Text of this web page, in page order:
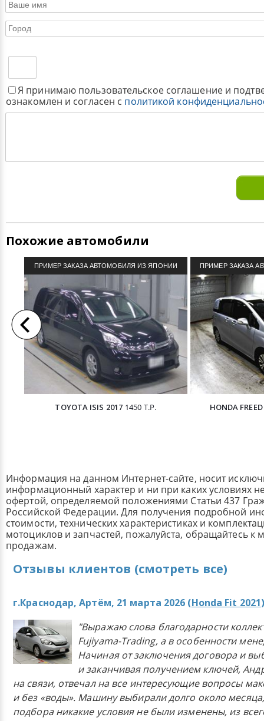
Я принимаю пользовательское соглашение и
ознакомлен и согласен с политикой
Похожие автомобили
ПРИМЕР ЗАКАЗА АВТОМОБИЛЯ ИЗ ЯПОНИИ
TOYOTA ISIS 2017 1450 Т.Р.
ПРИМЕР ЗАКАЗА
HONDA
Информация на данном Интернет-сайте, носит
информационный характер и ни при каких условиях
офертой, определяемой положениями Статьи 437
Российской Федерации. Для получения подробной
стоимости, технических характеристиках и
мотоциклов и запчастей, пожалуйста, обращайтесь к
продажам.
Отзывы клиентов (смотреть все)
г.Краснодар, Артём, 21 марта 2026 (Honda Fit 2021
"Выражаю слова благодарности
Fujiyama-Trading, а в особенности
Начиная от заключения договора и
и заканчивая получением ключей,
на связи, отвечал на все интересующие вопросы
и без «воды». Машину выбирали долго около
подбора никакие условия не были изменены, из